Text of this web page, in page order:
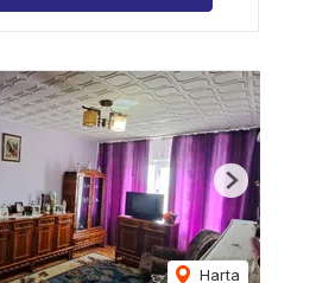
Harta
Next